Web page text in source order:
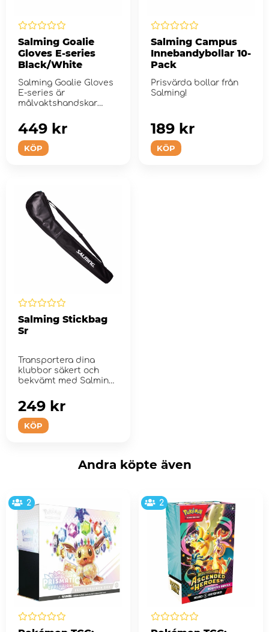
Salming Goalie
Gloves E-series
Black/White
Salming Goalie Gloves
E-series är
målvaktshandskar
fö...
KÖP
449 kr
Salming Campus
Innebandybollar 10-
Pack
Prisvärda bollar från
Salming!
KÖP
189 kr
Salming Stickbag
Sr
Transportera dina
klubbor säkert och
bekvämt med Salming
KÖP
249 kr
Andra köpte även
2 2